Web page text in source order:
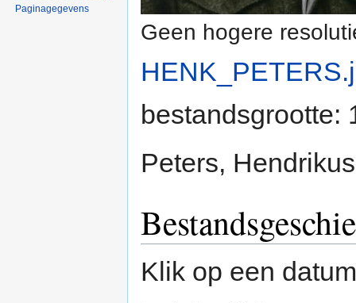
Geen hogere
bestandsgrootte:
Peters,
Klik op een
Paginagegevens